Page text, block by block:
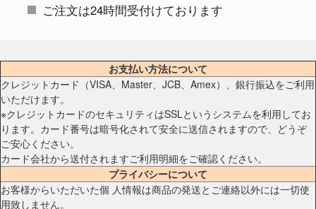
ご注文は24時間受付けております
お支払い方法について
クレジットカード（VISA、Master、JCB、Amex）、銀行振込をご利用
いただけます。
※クレジットカードのセキュリティはSSLというシステムを利用してお
ります。カード番号は暗号化されて安全に送信されますので、どうぞ
ご安心ください。
カード会社から送付されますご利用明細をご確認ください。
プライバシーについて
お客様からいただいた個 人情報は商品の発送とご連絡以外には一切使
用致しません。